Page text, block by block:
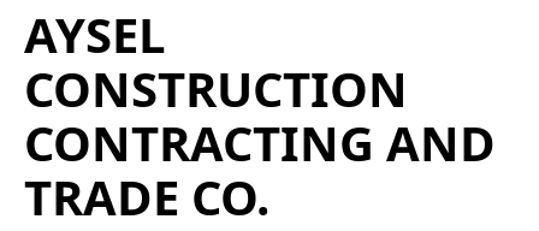
AYSEL
CONSTRUCTION
CONTRACTING AND
TRADE CO.